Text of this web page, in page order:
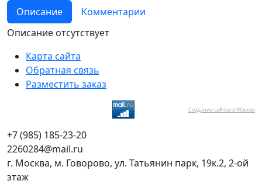
Описание
Комментарии
Описание отсутствует
Карта сайта
Обратная связь
Разместить заказ
Создание сайтов в Москве
+7 (985) 185-23-20
2260284@mail.ru
г. Москва, м. Говорово, ул. Татьянин парк, 19к.2, 2-ой
этаж